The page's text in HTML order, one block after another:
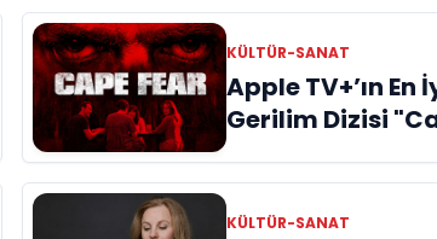
KÜLTÜR-SANAT
Apple TV+’ın En
Gerilim Dizisi
Fear" İncelemes
KÜLTÜR-SANAT